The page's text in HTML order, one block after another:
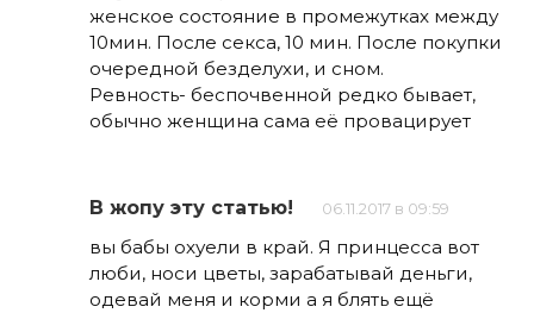
женское состояние в промежутках между
10мин. После секса, 10 мин. После покупки
очередной безделухи, и сном.
Ревность- беспочвенной редко бывает,
обычно женщина сама её провацирует
В жопу эту статью! 06.11.2017 в 09:59
вы бабы охуели в край. Я принцесса вот
люби, носи цветы, зарабатывай деньги,
одевай меня и корми а я блять ещё